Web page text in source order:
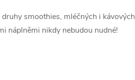
smoothies, mléčných i
náplněmi nikdy nebudou nudné!